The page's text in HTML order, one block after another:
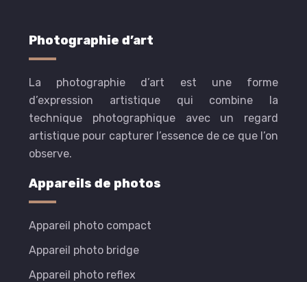
Photographie d’art
La photographie d’art est une forme
d’expression artistique qui combine la
technique photographique avec un regard
artistique pour capturer l’essence de ce que l’on
observe.
Appareils de photos
Appareil photo compact
Appareil photo bridge
Appareil photo reflex